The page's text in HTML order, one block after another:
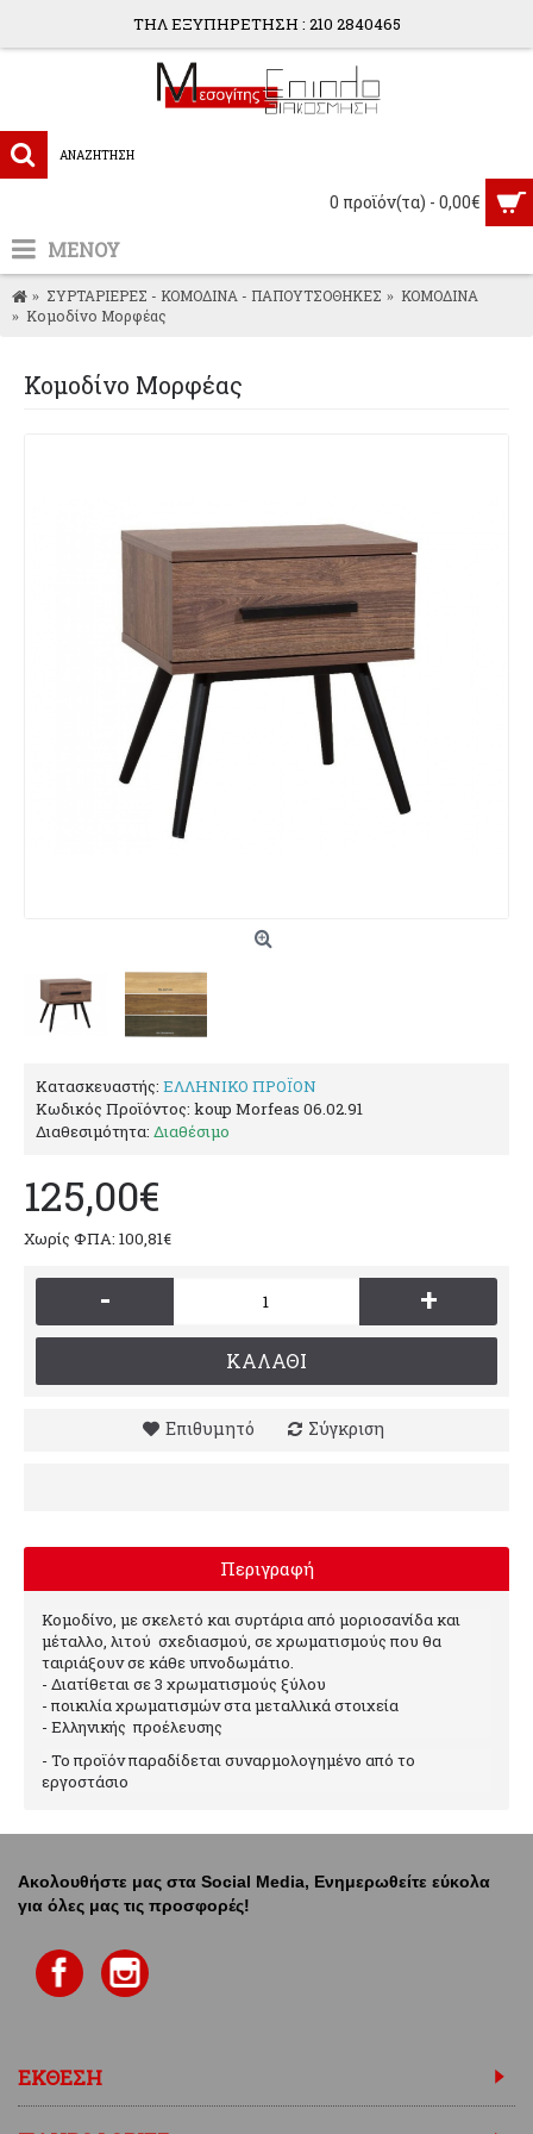
ΤΗΛ ΕΞΥΠΗΡΕΤΗΣΗ : 210 2840465
0 προϊόν(τα) - 0,00€
ΜΕΝΟΥ
ΣΥΡΤΑΡΙΕΡΕΣ - ΚΟΜΟΔΙΝΑ - ΠΑΠΟΥΤΣΟΘΗΚΕΣ
ΚΟΜΟΔΙΝΑ
Κομοδίνο Μορφέας
Κομοδίνο Μορφέας
Κατασκευαστής: ΕΛΛΗΝΙΚΟ ΠΡΟΪΟΝ
Κωδικός Προϊόντος: koup Morfeas 06.02.91
Διαθεσιμότητα: Διαθέσιμο
125,00€
Χωρίς ΦΠΑ: 100,81€
- +
ΚΑΛΆΘΙ
Επιθυμητό Σύγκριση
Περιγραφή
Κομοδίνο, με σκελετό και συρτάρια από μοριοσανίδα και
μέταλλο, λιτού σχεδιασμού, σε χρωματισμούς που θα
ταιριάξουν σε κάθε υπνοδωμάτιο.
- Διατίθεται σε 3 χρωματισμούς ξύλου
- ποικιλία χρωματισμών στα μεταλλικά στοιχεία
- Ελληνικής προέλευσης
- Το προϊόν παραδίδεται συναρμολογημένο από το
εργοστάσιο
Ακολουθήστε μας στα Social Media, Ενημερωθείτε εύκολα
για όλες μας τις προσφορές!
ΕΚΘΕΣΗ